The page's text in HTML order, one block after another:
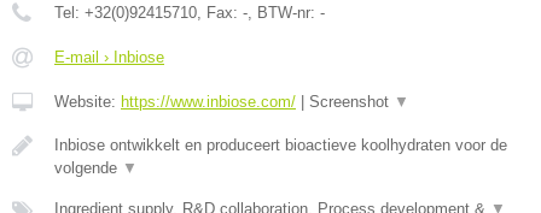
Tel: +32(0)92415710 , Fax: - , BTW-nr: -
E-mail › Inbiose
Website: https://www.inbiose.com/ | Screenshot ▼
Inbiose ontwikkelt en produceert bioactieve koolhydraten voor de
volgende ▼
Ingredient supply, R&D collaboration, Process development & ▼